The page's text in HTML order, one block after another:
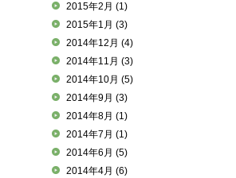
2015年2月 (1)
2015年1月 (3)
2014年12月 (4)
2014年11月 (3)
2014年10月 (5)
2014年9月 (3)
2014年8月 (1)
2014年7月 (1)
2014年6月 (5)
2014年4月 (6)